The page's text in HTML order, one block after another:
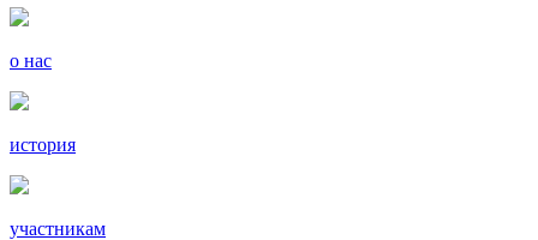
о нас
история
участникам